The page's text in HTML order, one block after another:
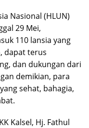
Nasional (HLUN)
29 Mei,
110 lansia yang
dapat terus
dan dukungan dari
demikian, para
sehat, bahagia,
Kalsel, Hj. Fathul